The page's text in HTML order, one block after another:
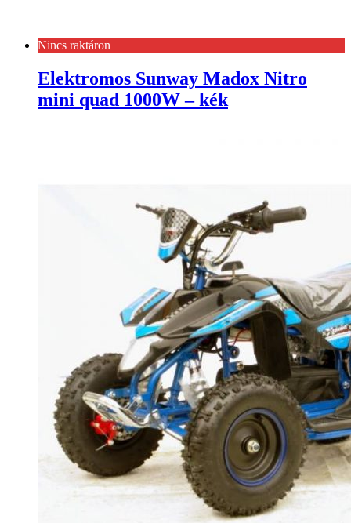
Nincs raktáron
Elektromos Sunway Madox Nitro
mini quad 1000W – kék